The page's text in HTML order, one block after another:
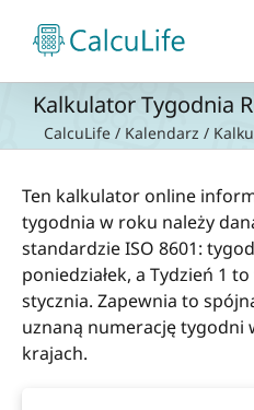
zawartości
Kalkulator Tygodnia
CalcuLife / Kalendarz /
Ten kalkulator online
tygodnia w roku należy
standardzie ISO 8601:
poniedziałek, a Tydzień 1
stycznia. Zapewnia to
uznaną numerację tygodni
krajach.